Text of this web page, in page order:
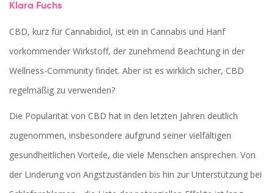
Klara Fuchs
CBD, kurz für Cannabidiol, ist ein in Cannabis und Hanf
vorkommender Wirkstoff, der zunehmend Beachtung in der
Wellness-Community findet. Aber ist es wirklich sicher, CBD
regelmäßig zu verwenden?
Die Popularität von CBD hat in den letzten Jahren deutlich
zugenommen, insbesondere aufgrund seiner vielfältigen
gesundheitlichen Vorteile, die viele Menschen ansprechen. Von
der Linderung von Angstzuständen bis hin zur Unterstützung bei